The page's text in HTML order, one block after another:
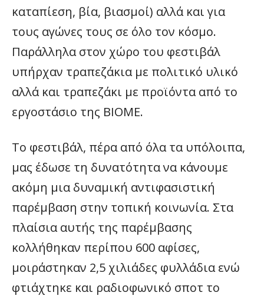
καταπίεση, βία, βιασμοί) αλλά και για
τους αγώνες τους σε όλο τον κόσμο.
Παράλληλα στον χώρο του φεστιβάλ
υπήρχαν τραπεζάκια με πολιτικό υλικό
αλλά και τραπεζάκι με προϊόντα από το
εργοστάσιο της ΒΙΟΜΕ.
Το φεστιβάλ, πέρα από όλα τα υπόλοιπα,
μας έδωσε τη δυνατότητα να κάνουμε
ακόμη μια δυναμική αντιφασιστική
παρέμβαση στην τοπική κοινωνία. Στα
πλαίσια αυτής της παρέμβασης
κολλήθηκαν περίπου 600 αφίσες,
μοιράστηκαν 2,5 χιλιάδες φυλλάδια ενώ
φτιάχτηκε και ραδιοφωνικό σποτ το